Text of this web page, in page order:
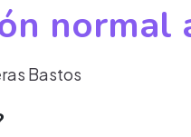
normal
Bastos